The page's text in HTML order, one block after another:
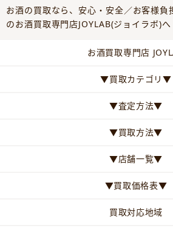
お酒の買取なら、安心・安全／お客様負
のお酒買取専門店JOYLAB(ジョイラボ)へ
お酒買取専門店
▼買取カテゴリ▼
▼査定方法▼
▼買取方法▼
▼店舗一覧▼
▼買取価格表▼
買取対応地域